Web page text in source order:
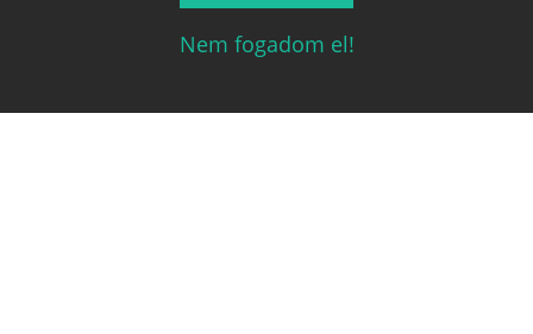
ÁRKALKULÁTOR
Nem fogadom el!